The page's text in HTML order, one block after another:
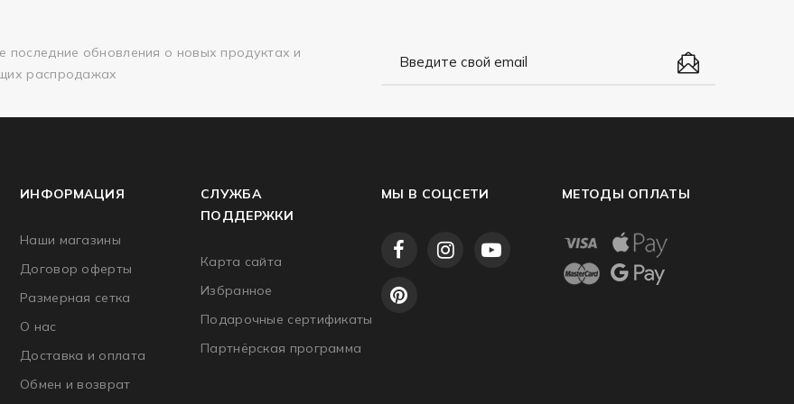
последние обновления о новых продуктах и
распродажах
ИНФОРМАЦИЯ
Наши магазины
Договор оферты
Размерная сетка
О нас
Доставка и оплата
Обмен и возврат
СЛУЖБА
ПОДДЕРЖКИ
Карта сайта
Избранное
Подарочные сертификаты
Партнёрская программа
МЫ В СОЦСЕТИ МЕТОДЫ ОПЛАТЫ